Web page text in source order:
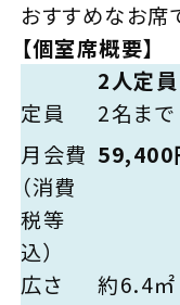
おすすめなお席
【個室席概要】
2人定員
定員
2名まで
月会費
（消費
税等
込）
59,400
広さ 約6.4㎡